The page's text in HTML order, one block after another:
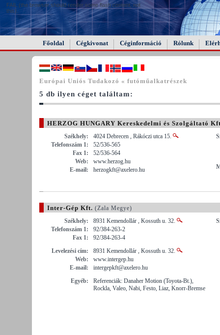
FAIL (the browser should render some flash content, not
this).
Főoldal Cégkivonat Céginformáció Rólunk
Európai Uniós Tudakozó « futóműalkatrészek
5 db ilyen céget találtam:
HERZOG HUNGARY Kereskedelmi és Szolgáltató
Székhely:
4024 Debrecen , Rákóczi utca 15.
Telefonszám 1:
52/536-565
Fax 1:
52/536-564
Web:
www.herzog.hu
E-mail:
herzogkft@axelero.hu
Inter-Gép Kft. (Zala Megye)
Székhely:
8931 Kemendollár , Kossuth u. 32.
Telefonszám 1:
92/384-263-2
Fax 1:
92/384-263-4
Levelezési cím:
8931 Kemendollár , Kossuth u. 32.
Web:
www.intergep.hu
E-mail:
intergepkft@axelero.hu
Egyéb:
Referenciák: Danaher Motion (Toyota-Bt.),
Rockla, Valeo, Nabi, Festo, Liaz, Knorr-Bremse